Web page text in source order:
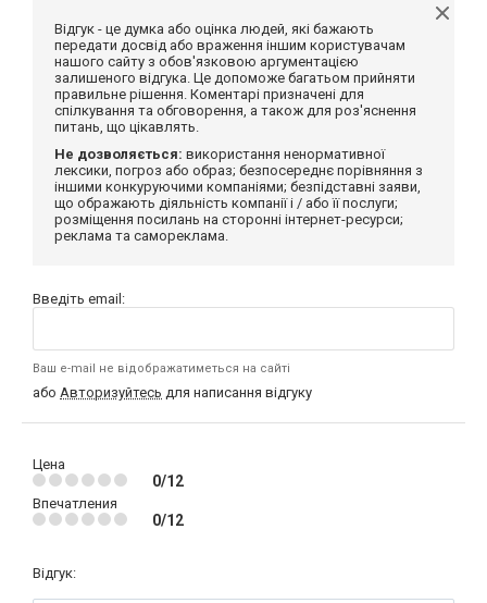
Відгук - це думка або оцінка людей, які бажають
передати досвід або враження іншим користувачам
нашого сайту з обов'язковою аргументацією
залишеного відгука. Це допоможе багатьом прийняти
правильне рішення. Коментарі призначені для
спілкування та обговорення, а також для роз'яснення
питань, що цікавлять.
Не дозволяється: використання ненормативної
лексики, погроз або образ; безпосереднє порівняння з
іншими конкуруючими компаніями; безпідставні заяви,
що ображають діяльність компанії і / або її послуги;
розміщення посилань на сторонні інтернет-ресурси;
реклама та самореклама.
Введіть email:
Ваш e-mail не відображатиметься на сайті
або Авторизуйтесь для написання відгуку
Цена
0/12
Впечатления
0/12
Відгук: